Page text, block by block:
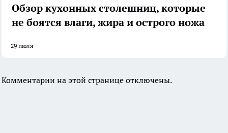
Обзор кухонных столешниц, которые
не боятся влаги, жира и острого ножа
29 июля
Комментарии на этой странице отключены.